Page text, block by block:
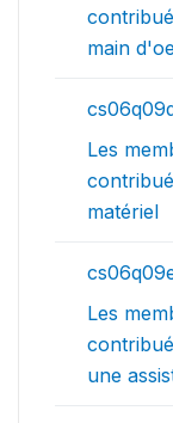
main
Les
matériel
Les
une